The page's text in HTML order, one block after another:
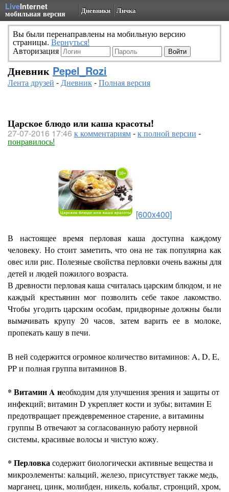
LiveInternet
мобильная версия Дневники Личка
Вы были перенаправлены на мобильную версию
страницы. Вернуться!
Авторизация
Дневник Pepel_Rozi
Лента друзей -Дневник-Полная версия
Царское блюдо или каша красоты!
27-07-2016 17:46 к комментариям-к полной версии -
понравилось!
[600x400]
В настоящее время перловая каша доступна каждому
человеку. Но стоит заметить, что она не так популярна как
овес или рис. Полезные свойства перловки очень важны для
детей и людей пожилого возраста.
В древности перловая каша считалась царским блюдом, и не
каждый крестьянин мог позволить себе такое лакомство.
Чтобы угодить царским особам, придворные должны были
вымачивать крупу 20 часов, затем варить ее в молоке,
пропекать кашу в печи.
В ней содержится огромное количество витаминов: A, D, E,
PP и полная группа витаминов B.
* Витамин A необходим для улучшения зрения и защиты от
инфекций; витамин D укрепляет кости и зубы; витамин E
предотвращает преждевременное старение, а витамины
группы В отвечают за согласованную работу нервной
системы, красивые волосы и чистую кожу.
* Перловкасодержит биологически активные вещества и
микроэлементы: кальций, железо, присутствует также медь,
марганец, цинк, молибден, никель, кобальт, стронций, хром,